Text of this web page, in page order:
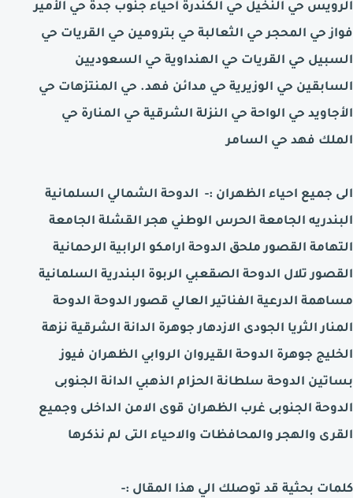
الرويس حي النخيل حي الكندرة أحياء جنوب جدة حي الأمير
فواز حي المحجر حي الثعالبة حي بترومين حي القريات حي
السبيل حي القريات حي الهنداوية حي السعوديين
السابقين حي الوزيرية حي مدائن فهد. حي المنتزهات حي
الأجاويد حي الواحة حي النزلة الشرقية حي المنارة حي
الملك فهد حي السامر
الى جميع احياء الظهران :- الدوحة الشمالي السلمانية
البندريه الجامعة الحرس الوطني هجر القشلة الجامعة
التهامة القصور ملحق الدوحة ارامكو الرابية الرحمانية
القصور تلال الدوحة الصقعبي الربوة البندرية السلمانية
مساهمة الدرعية الفناتير العالي قصور الدوحة الدوحة
المنار الثريا الجودى الازدهار جوهرة الدانة الشرقية نزهة
الخليج جوهرة الدوحة القيروان الروابي الظهران فيوز
بساتين الدوحة سلطانة الحزام الذهبي الدانة الجنوبى
الدوحة الجنوبى غرب الظهران قوى الامن الداخلى وجميع
القرى والهجر والمحافظات والاحياء التى لم نذكرها
كلمات بحثية قد توصلك الي هذا المقال :-